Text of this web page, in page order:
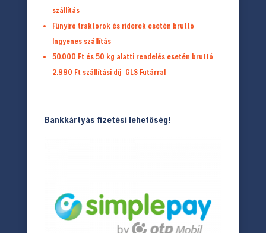
szállítás
Fűnyíró traktorok és riderek esetén bruttó
Ingyenes szállítás
50.000 Ft és 50 kg alatti rendelés esetén bruttó
2.990 Ft szállítási díj GLS Futárral
Bankkártyás fizetési lehetőség!